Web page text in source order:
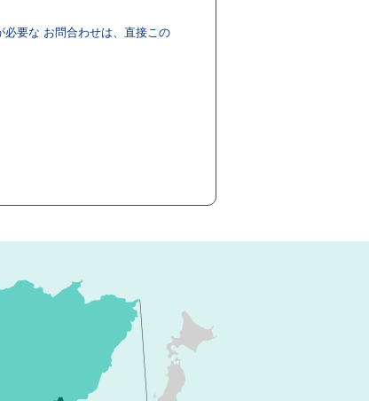
必要な お問合わせは、直接この